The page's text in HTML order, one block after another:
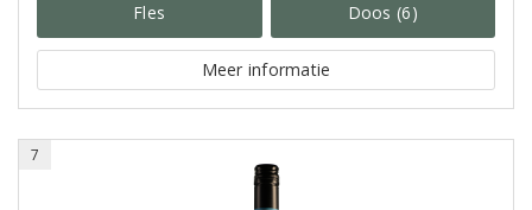
Fles Doos (6)
Meer informatie
7